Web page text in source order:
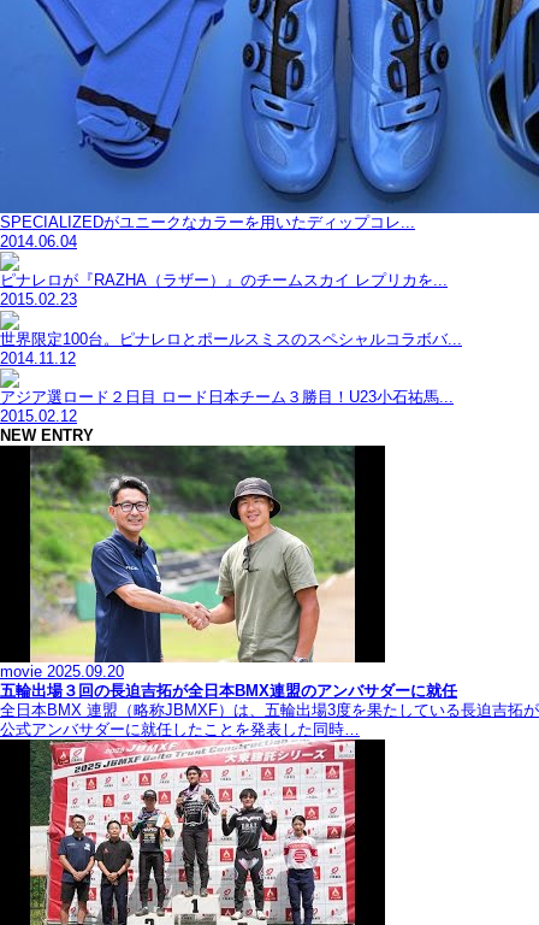
SPECIALIZEDがユニークなカラーを用いたディップコレ...
2014.06.04
ピナレロが『RAZHA（ラザー）』のチームスカイ レプリカを...
2015.02.23
世界限定100台。ピナレロとポールスミスのスペシャルコラボバ...
2014.11.12
アジア選ロード２日目 ロード日本チーム３勝目！U23小石祐馬...
2015.02.12
NEW ENTRY
movie 2025.09.20
五輪出場３回の長迫吉拓が全日本BMX連盟のアンバサダーに就任
全日本BMX 連盟（略称JBMXF）は、五輪出場3度を果たしている長迫吉拓が
公式アンバサダーに就任したことを発表した同時…